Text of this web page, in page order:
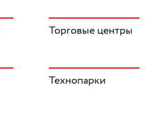
Торговые центры
Технопарки